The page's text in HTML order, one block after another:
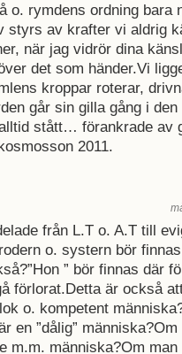
o. rymdens ordning bara
styrs av krafter vi aldrig
när jag vidrör dina
det som händer.Vi
kroppar roterar,
går sin gilla gång i den
stått… förankrade av
2011.
från L.T o. A.T till
o. systern bör finnas
” bör finnas där
förlorat.Detta är också
o. kompetent
en ”dålig”
m.m. människa?Om